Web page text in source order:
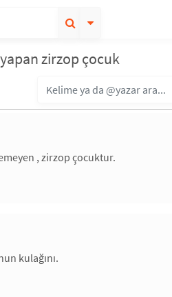
zirzop çocuk
, zirzop çocuktur.
kulağını.